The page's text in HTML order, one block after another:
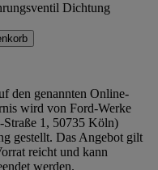
Dichtung
den genannten Online-
wird von Ford-Werke
1, 50735 Köln)
gestellt. Das Angebot gilt
reicht und kann
werden.